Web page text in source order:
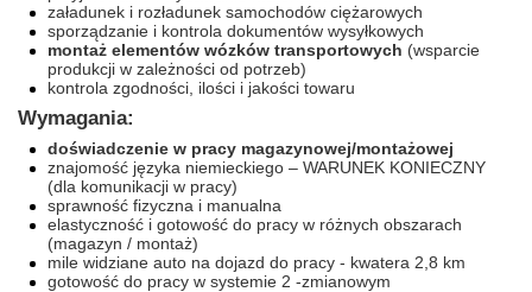
załadunek i rozładunek samochodów ciężarowych
sporządzanie i kontrola dokumentów wysyłkowych
montaż elementów wózków transportowych (wsparcie
produkcji w zależności od potrzeb)
kontrola zgodności, ilości i jakości towaru
Wymagania:
doświadczenie w pracy magazynowej/montażowej
znajomość języka niemieckiego – WARUNEK KONIECZNY
(dla komunikacji w pracy)
sprawność fizyczna i manualna
elastyczność i gotowość do pracy w różnych obszarach
(magazyn / montaż)
mile widziane auto na dojazd do pracy - kwatera 2,8 km
gotowość do pracy w systemie 2 -zmianowym